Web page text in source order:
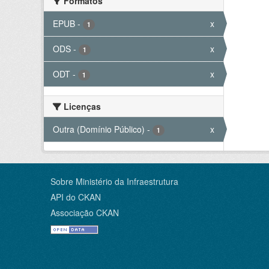
EPUB - 1 x
ODS - 1 x
ODT - 1 x
Licenças
Outra (Domínio Público) - 1 x
Sobre Ministério da Infraestrutura
API do CKAN
Associação CKAN